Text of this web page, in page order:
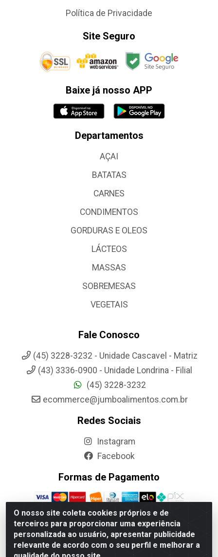
O nosso site coleta cookies próprios e de
terceiros para proporcionar uma experiência
personalizada ao usuário, apresentar publicidade
relevante de acordo com o seu perfil e melhorar a
Política de Privacidade
Site Seguro
Baixe já nosso APP
Departamentos
AÇAI
BATATAS
CARNES
CONDIMENTOS
GORDURAS E OLEOS
LÁCTEOS
MASSAS
SOBREMESAS
VEGETAIS
Fale Conosco
(45) 3228-3232 - Unidade Cascavel - Matriz
(43) 3336-0900 - Unidade Londrina - Filial
(45) 3228-3232
ecommerce@jumboalimentos.com.br
Redes Sociais
Instagram
Facebook
Formas de Pagamento
Jumbo Alimentos Cascavel - Matriz - Rua Itatiba Do Sul, 161 -
Santos Dumont, Cascavel-PR - CEP 85804-700- CNPJ